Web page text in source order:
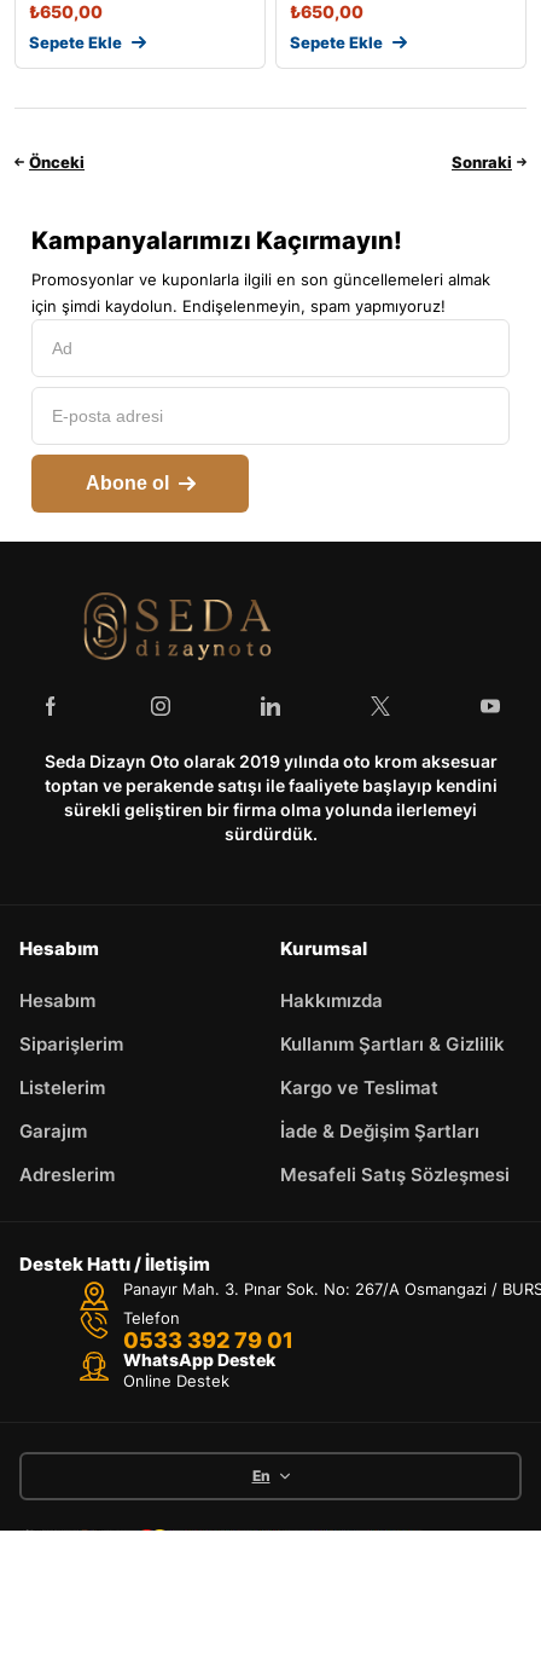
₺650,00
Sepete Ekle
₺650,00
Sepete Ekle
Önceki Sonraki
Kampanyalarımızı Kaçırmayın!
Promosyonlar ve kuponlarla ilgili en son güncellemeleri almak
için şimdi kaydolun. Endişelenmeyin, spam yapmıyoruz!
Abone ol
Seda Dizayn Oto olarak 2019 yılında oto krom aksesuar
toptan ve perakende satışı ile faaliyete başlayıp kendini
sürekli geliştiren bir firma olma yolunda ilerlemeyi
sürdürdük.
Hesabım
Hesabım
Siparişlerim
Listelerim
Garajım
Adreslerim
Kurumsal
Hakkımızda
Kullanım Şartları & Gizlilik
Kargo ve Teslimat
İade & Değişim Şartları
Mesafeli Satış Sözleşmesi
Destek Hattı / İletişim
Panayır Mah. 3. Pınar Sok. No: 267/A Osmangazi /
Telefon
0533 392 79 01
WhatsApp Destek
Online Destek
En